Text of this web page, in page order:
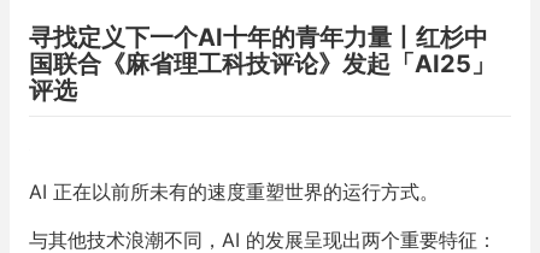
寻找定义下一个AI十年的青年力量丨红杉中
国联合《麻省理工科技评论》发起「AI25」
评选
AI 正在以前所未有的速度重塑世界的运行方式。
与其他技术浪潮不同，AI 的发展呈现出两个重要特征：